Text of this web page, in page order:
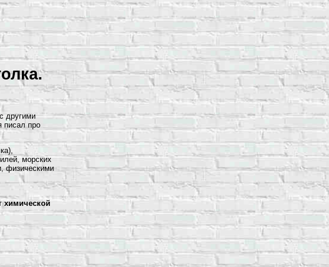
другими
писал про
морских
физическими
химической